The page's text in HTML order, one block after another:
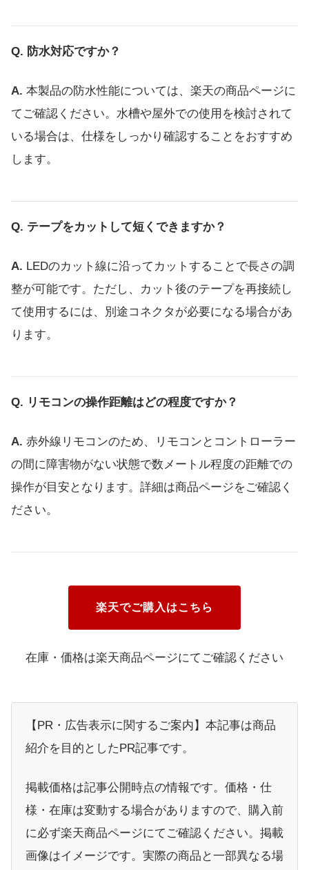
防水対応ですか？
本製品の防水性能については、楽天の商品ページに
てご確認ください。水槽や屋外での使用を検討されて
いる場合は、仕様をしっかり確認することをおすすめ
します。
テープをカットして短くできますか？
LEDのカット線に沿ってカットすることで長さの調
整が可能です。ただし、カット後のテープを再接続し
て使用するには、別途コネクタが必要になる場合があ
ります。
リモコンの操作距離はどの程度ですか？
赤外線リモコンのため、リモコンとコントローラー
の間に障害物がない状態で数メートル程度の距離での
操作が目安となります。詳細は商品ページをご確認く
ださい。
楽天でご購入はこちら
在庫・価格は楽天商品ページにてご確認ください
【PR・広告表示に関するご案内】本記事は商品
紹介を目的としたPR記事です。
掲載価格は記事公開時点の情報です。価格・仕
様・在庫は変動する場合がありますので、購入前
に必ず楽天商品ページにてご確認ください。掲載
画像はイメージです。実際の商品と一部異なる場